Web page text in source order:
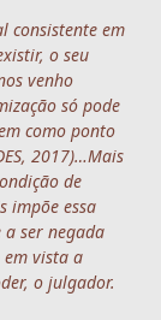
consistente em
o seu
venho
só pode
como ponto
2017)…Mais
de
impõe essa
ser negada
vista a
o julgador.